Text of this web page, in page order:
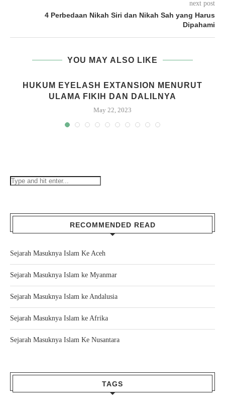
next post
4 Perbedaan Nikah Siri dan Nikah Sah yang Harus
Dipahami
YOU MAY ALSO LIKE
HUKUM EYELASH EXTANSION MENURUT
ULAMA FIKIH DAN DALILNYA
May 22, 2023
RECOMMENDED READ
Sejarah Masuknya Islam Ke Aceh
Sejarah Masuknya Islam ke Myanmar
Sejarah Masuknya Islam ke Andalusia
Sejarah Masuknya Islam ke Afrika
Sejarah Masuknya Islam Ke Nusantara
TAGS